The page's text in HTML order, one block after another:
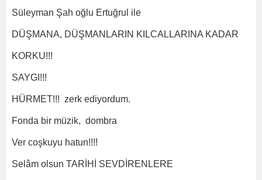
Süleyman Şah oğlu Ertuğrul ile
DÜŞMANA, DÜŞMANLARIN KILCALLARINA KADAR
KORKU!!!
SAYGI!!!
HÜRMET!!! zerk ediyordum.
Fonda bir müzik, dombra
Ver coşkuyu hatun!!!!
Selâm olsun TARİHİ SEVDİRENLERE